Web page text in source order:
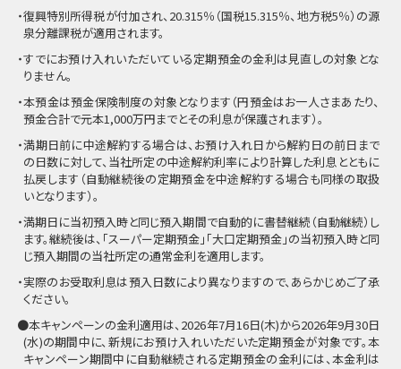
・復興特別所得税が付加され、20.315％（国税15.315％、地方税5％）の源
泉分離課税が適用されます。
・すでにお預け入れいただいている定期預金の金利は見直しの対象とな
りません。
・本預金は預金保険制度の対象となります（円預金はお一人さまあたり、
預金合計で元本1,000万円までとその利息が保護されます）。
・満期日前に中途解約する場合は、お預け入れ日から解約日の前日まで
の日数に対して、当社所定の中途解約利率により計算した利息とともに
払戻します（自動継続後の定期預金を中途解約する場合も同様の取扱
いとなります）。
・満期日に当初預入時と同じ預入期間で自動的に書替継続（自動継続）し
ます。継続後は、「スーパー定期預金」「大口定期預金」の当初預入時と同
じ預入期間の当社所定の通常金利を適用します。
・実際のお受取利息は預入日数により異なりますので、あらかじめご了承
ください。
●本キャンペーンの金利適用は、2026年7月16日(木)から2026年9月30日
(水)の期間中に、新規にお預け入れいただいた定期預金が対象です。本
キャンペーン期間中に自動継続される定期預金の金利には、本金利は